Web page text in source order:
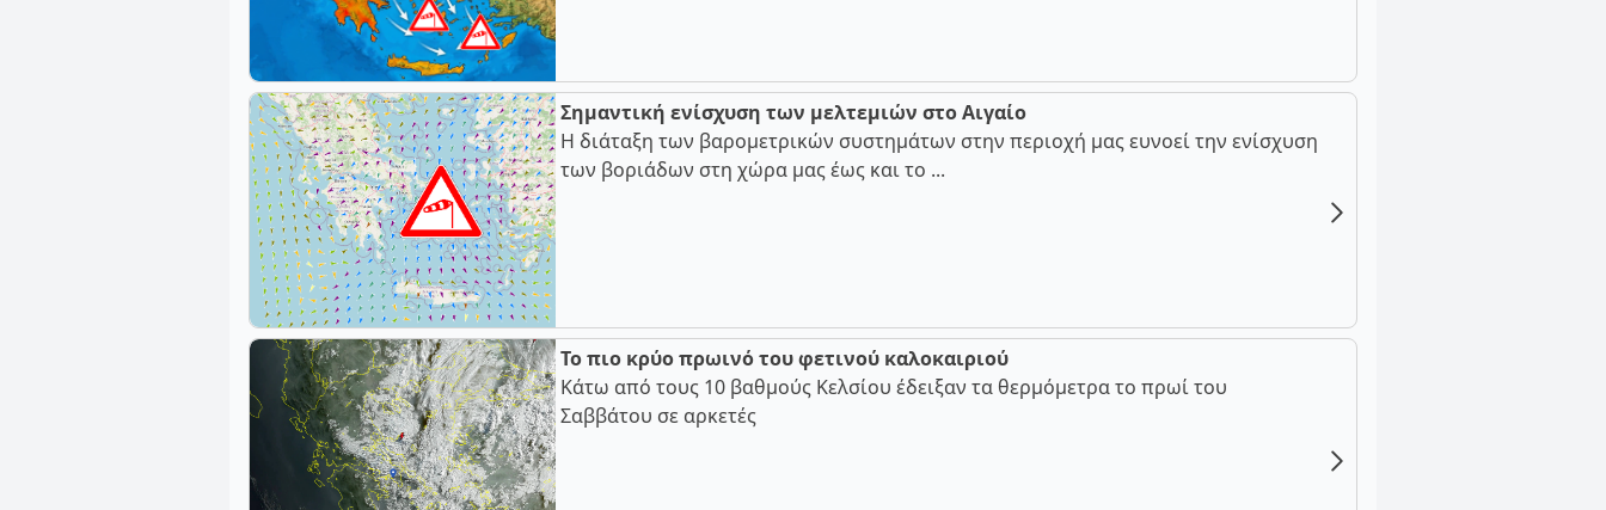
Σημαντική ενίσχυση των μελτεμιών στο Αιγαίο
Η διάταξη των βαρομετρικών συστημάτων στην περιοχή μας ευνοεί την ενίσχυση
των βοριάδων στη χώρα μας έως και το ...
Το πιο κρύο πρωινό του φετινού καλοκαιριού
Κάτω από τους 10 βαθμούς Κελσίου έδειξαν τα θερμόμετρα το πρωί του
Σαββάτου σε αρκετές